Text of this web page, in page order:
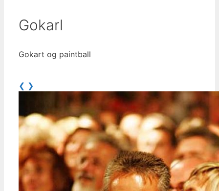
Gokarl
Gokart og paintball
❮ ❯